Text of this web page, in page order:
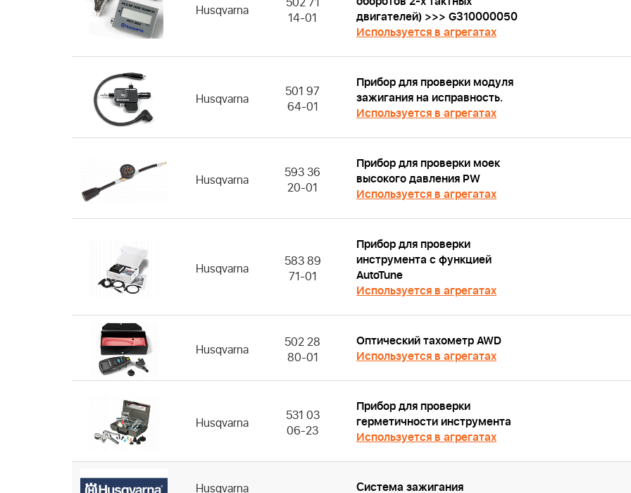
Husqvarna
14-01
двигателей) >>> G310000050
Используется в агрегатах
Husqvarna
501 97
64-01
Прибор для проверки модуля
зажигания на исправность.
Используется в агрегатах
Husqvarna
593 36
20-01
Прибор для проверки моек
высокого давления PW
Используется в агрегатах
Husqvarna
583 89
71-01
Прибор для проверки
инструмента с функцией
AutoTune
Используется в агрегатах
Husqvarna
502 28
80-01
Оптический тахометр AWD
Используется в агрегатах
Husqvarna
531 03
06-23
Прибор для проверки
герметичности инструмента
Используется в агрегатах
Husqvarna Система зажигания